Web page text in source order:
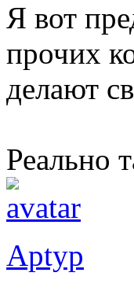
Я вот
прочих
делают
Реально
Aptyp